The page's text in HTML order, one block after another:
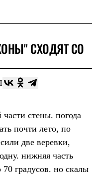
СХОДЯТ СО
стены. погода
почти лето, по
две веревки,
нижняя часть
градусов. но скалы